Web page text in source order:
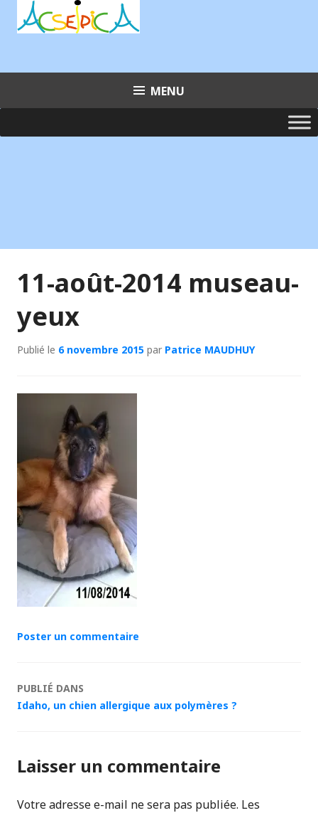
MENU
11-août-2014 museau-
yeux
Publié le 6 novembre 2015 par Patrice MAUDHUY
Poster un commentaire
Navigation
articles
PUBLIÉ DANS
Idaho, un chien allergique aux polymères ?
Laisser un commentaire
Votre adresse e-mail ne sera pas publiée. Les